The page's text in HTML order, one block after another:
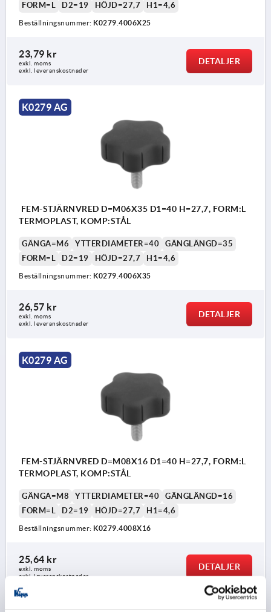
FORM=L
D2=19 HÖJD=27,7 H1=4,6
Beställningsnummer: K0279.4006X25
23,79 kr
exkl. moms
exkl. leveranskostnader
DETALJER
K0279 AG
FEM-STJÄRNVRED D=M06X35 D1=40 H=27,7, FORM:L
TERMOPLAST, KOMP:STÅL
GÄNGA=M6 YTTERDIAMETER=40
GÄNGLÄNGD=35
FORM=L
D2=19 HÖJD=27,7 H1=4,6
Beställningsnummer: K0279.4006X35
26,57 kr
exkl. moms
exkl. leveranskostnader
DETALJER
K0279 AG
FEM-STJÄRNVRED D=M08X16 D1=40 H=27,7, FORM:L
TERMOPLAST, KOMP:STÅL
GÄNGA=M8 YTTERDIAMETER=40
GÄNGLÄNGD=16
FORM=L
D2=19 HÖJD=27,7 H1=4,6
Beställningsnummer: K0279.4008X16
25,64 kr
exkl. moms
exkl. leveranskostnader
DETALJER